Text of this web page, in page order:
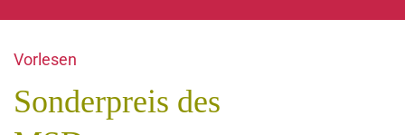
Vorlesen
Sonderpreis des